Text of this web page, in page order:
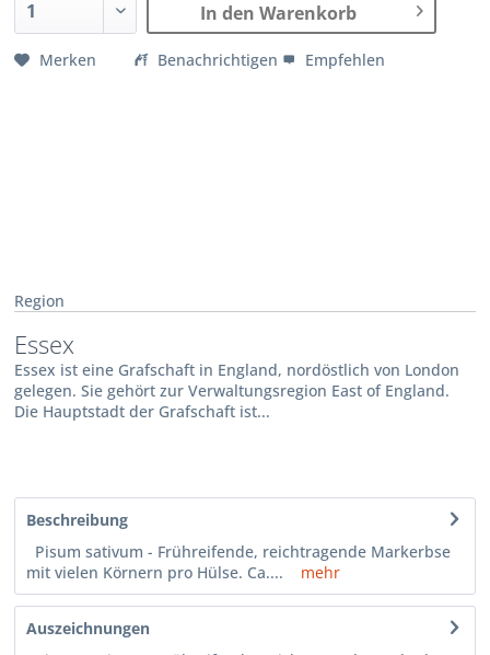
In den Warenkorb
Merken Benachrichtigen Empfehlen
Region
Essex
Essex ist eine Grafschaft in England, nordöstlich von London
gelegen. Sie gehört zur Verwaltungsregion East of England.
Die Hauptstadt der Grafschaft ist...
Beschreibung
Pisum sativum - Frühreifende, reichtragende Markerbse
mit vielen Körnern pro Hülse. Ca....
mehr
Auszeichnungen